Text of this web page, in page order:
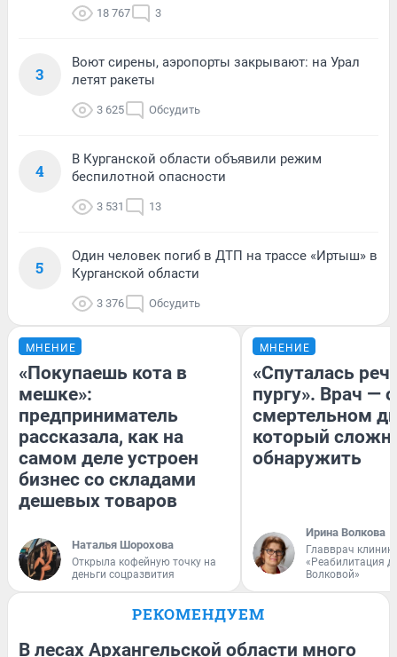
18 767 3
3
Воют сирены, аэропорты закрывают: на Урал
летят ракеты
3 625 Обсудить
4
В Курганской области объявили режим
беспилотной опасности
3 531 13
5
Один человек погиб в ДТП на трассе «Иртыш» в
Курганской области
3 376 Обсудить
МНЕНИЕ
«Покупаешь кота в
мешке»:
предприниматель
рассказала, как на
самом деле устроен
бизнес со складами
дешевых товаров
Наталья Шорохова
Открыла кофейную точку на
деньги соцразвития
МНЕНИЕ
«Спуталась
пургу». Врач — о
смертельном
который
обнаружить
Ирина Волкова
Главврач
«Реабилитация
Волковой»
РЕКОМЕНДУЕМ
В лесах Архангельской области много